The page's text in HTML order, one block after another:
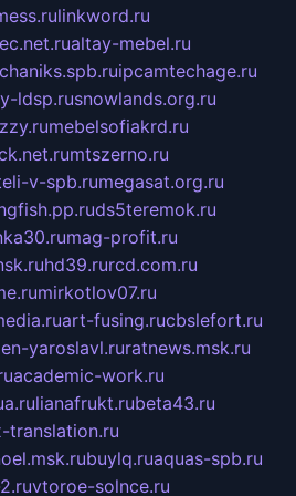
linkword.ru
altay-mebel.ru
ipcamtechage.ru
ldsp.rusnowlands.org.ru
mebelsofiakrd.ru
mtszerno.ru
v-spb.rumegasat.org.ru
ds5teremok.ru
mag-profit.ru
hd39.rurcd.com.ru
mirkotlov07.ru
art-fusing.rucbslefort.ru
yaroslavl.ruratnews.msk.ru
academic-work.ru
lianafrukt.rubeta43.ru
translation.ru
buylq.ruaquas-spb.ru
vtoroe-solnce.ru